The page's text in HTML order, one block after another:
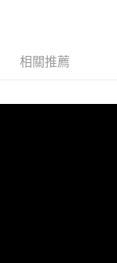
相關推薦